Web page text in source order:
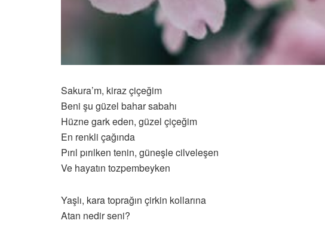
Sakura’m, kiraz çiçeğim
Beni şu güzel bahar sabahı
Hüzne gark eden, güzel çiçeğim
En renkli çağında
Pırıl pırılken tenin, güneşle cilveleşen
Ve hayatın tozpembeyken
Yaşlı, kara toprağın çirkin kollarına
Atan nedir seni?